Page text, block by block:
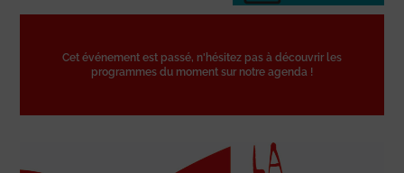
Cet événement est passé, n'hésitez pas à découvrir les
programmes du moment sur notre agenda !